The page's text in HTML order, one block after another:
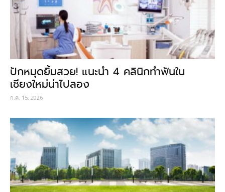
ปักหมุดยิ้มสวย! แนะนำ 4 คลินิกทำฟันใน
เชียงใหม่น่าไปลอง
ก.ค. 15, 2026